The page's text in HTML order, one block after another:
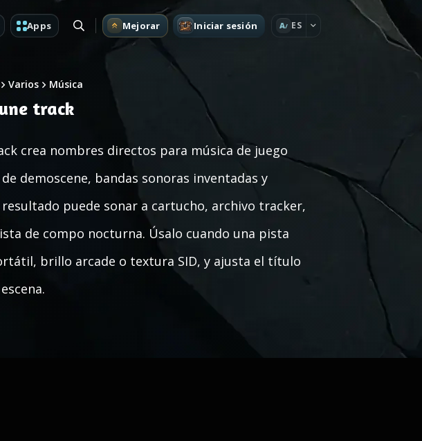
Apps Mejorar Iniciar sesión A ES
Varios Música
track
crea nombres directos para música de juego
demoscene, bandas sonoras inventadas y
puede sonar a cartucho, archivo tracker,
de compo nocturna. Úsalo cuando una pista
brillo arcade o textura SID, y ajusta el título